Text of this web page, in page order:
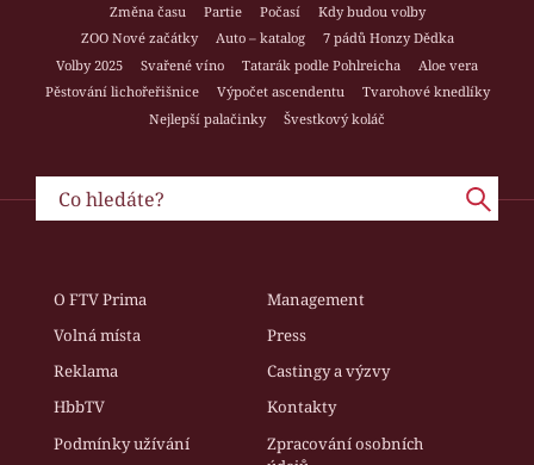
Změna času
Partie Počasí
Kdy budou volby
ZOO Nové začátky
Auto – katalog
7 pádů Honzy Dědka
Volby 2025
Svařené víno Tatarák podle Pohlreicha
Aloe vera
Pěstování lichořeřišnice
Výpočet ascendentu
Tvarohové knedlíky
Nejlepší palačinky
Švestkový koláč
O FTV Prima
Management
Volná místa
Press
Reklama
Castingy a výzvy
HbbTV
Kontakty
Podmínky užívání
Zpracování osobních